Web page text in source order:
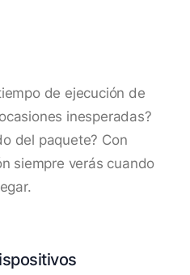
de ejecución de
inesperadas?
del paquete? Con
siempre verás cuando